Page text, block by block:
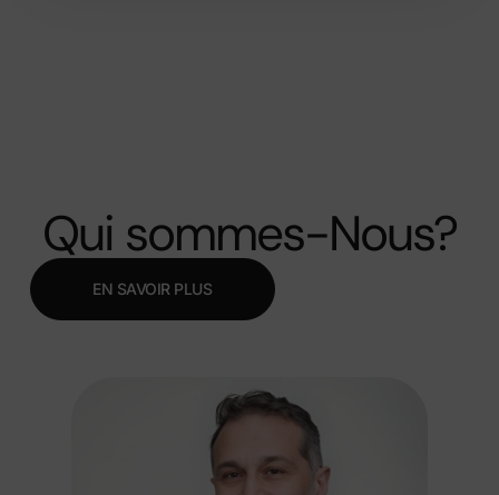
Qui sommes-Nous?
EN SAVOIR PLUS